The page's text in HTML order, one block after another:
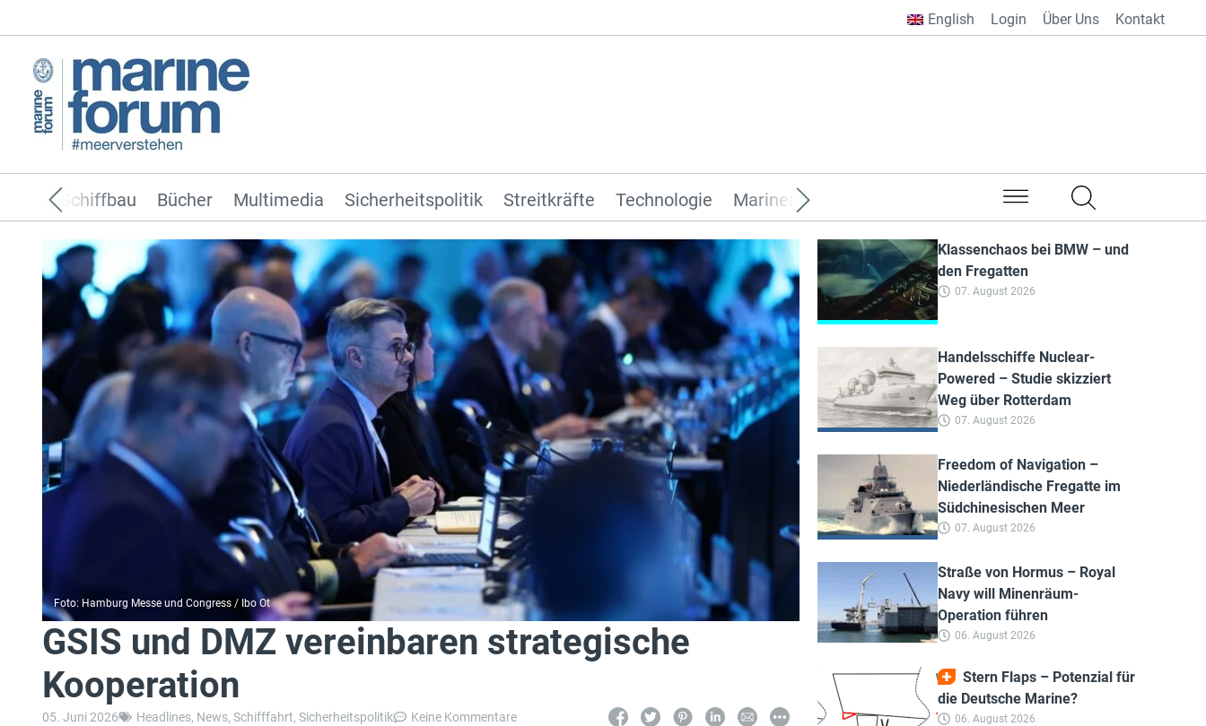
English Login Über Uns Kontakt
Sicherheitspolitik Streitkräfte Technologie Marinen aus aller Welt
Schiffbau Bücher Multimedia
Foto: Hamburg Messe und Congress / Ibo Ot
GSIS und DMZ vereinbaren strategische
Kooperation
05. Juni 2026 Headlines, News, Schifffahrt, Sicherheitspolitik Keine Kommentare
Klassenchaos bei BMW – und
den Fregatten
07. August 2026
Handelsschiffe Nuclear-
Powered – Studie skizziert
Weg über Rotterdam
07. August 2026
Freedom of Navigation –
Niederländische Fregatte im
Südchinesischen Meer
07. August 2026
Straße von Hormus – Royal
Navy will Minenräum-
Operation führen
06. August 2026
Stern Flaps – Potenzial für
die Deutsche Marine?
06. August 2026